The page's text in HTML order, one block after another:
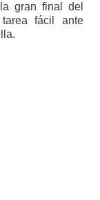
gran final del
fácil ante